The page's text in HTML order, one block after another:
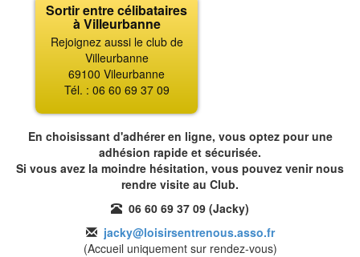
Sortir entre célibataires
à Villeurbanne
Rejoignez aussi le club de
Villeurbanne
69100 Vileurbanne
Tél. : 06 60 69 37 09
En choisissant d'adhérer en ligne, vous optez pour une
adhésion rapide et sécurisée.
Si vous avez la moindre hésitation, vous pouvez venir nous
rendre visite au Club.
06 60 69 37 09 (Jacky)
jacky@loisirsentrenous.asso.fr
(Accueil uniquement sur rendez-vous)